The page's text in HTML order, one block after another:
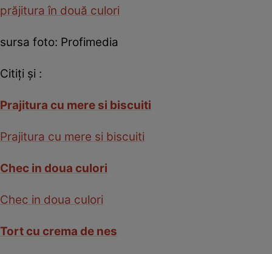
prăjitura în două culori
sursa foto: Profimedia
Citiţi şi :
Prajitura cu mere si biscuiti
Prajitura cu mere si biscuiti
Chec in doua culori
Chec in doua culori
Tort cu crema de nes